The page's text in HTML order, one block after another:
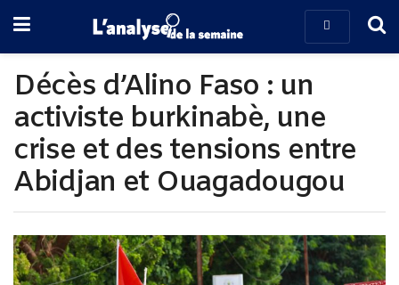
Décès d’Alino Faso : un
activiste burkinabè, une
crise et des tensions entre
Abidjan et Ouagadougou